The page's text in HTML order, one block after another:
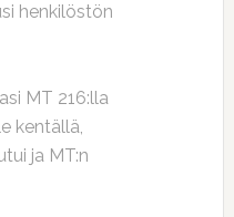
henkilöstön
MT 216:lla
kentällä,
ja MT:n